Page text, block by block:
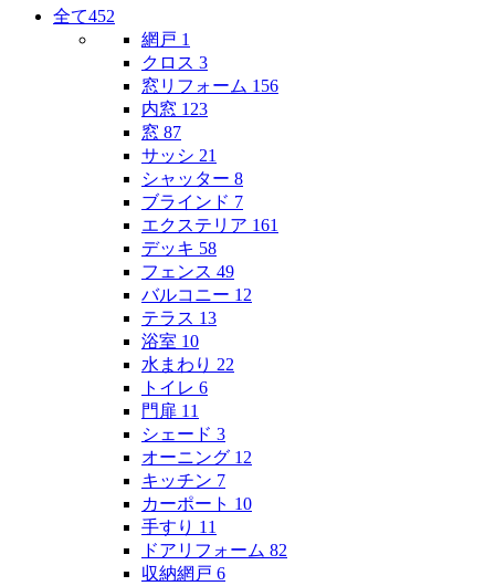
全て452
網戸 1
クロス 3
窓リフォーム 156
内窓 123
窓 87
サッシ 21
シャッター 8
ブラインド 7
エクステリア 161
デッキ 58
フェンス 49
バルコニー 12
テラス 13
浴室 10
水まわり 22
トイレ 6
門扉 11
シェード 3
オーニング 12
キッチン 7
カーポート 10
手すり 11
ドアリフォーム 82
収納網戸 6